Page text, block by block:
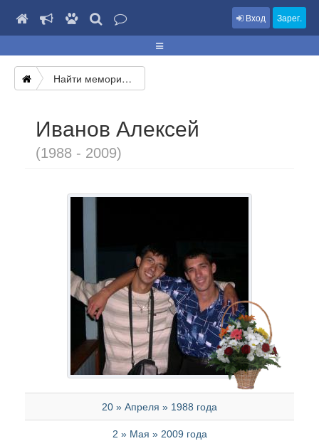
Вход Зарег.
Найти мемориал
Иванов Алексей
(1988 - 2009)
20 » Апреля » 1988 года
2 » Мая » 2009 года